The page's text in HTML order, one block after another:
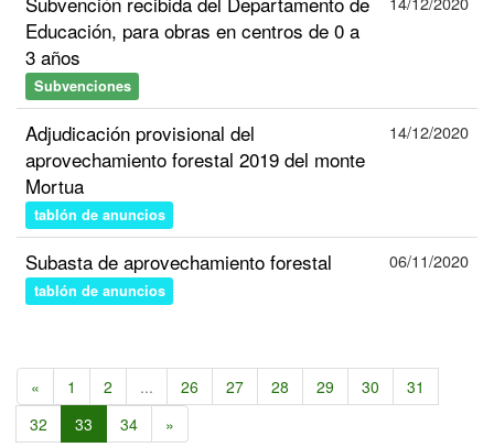
Educación, para obras en centros de 0 a
3 años
Subvenciones
Adjudicación provisional del
aprovechamiento forestal 2019 del monte
Mortua
tablón de anuncios
14/12/2020
Subasta de aprovechamiento forestal
tablón de anuncios
06/11/2020
« 1 2 ... 26 27 28 29 30
31
32
33 34 »